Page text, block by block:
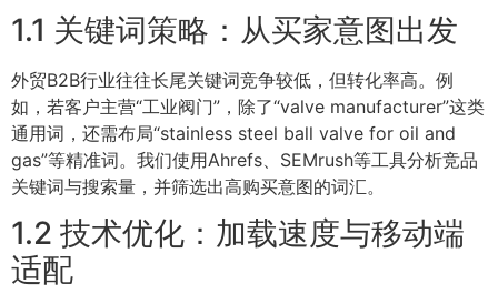
1.1 关键词策略：从买家意图出发
外贸B2B行业往往长尾关键词竞争较低，但转化率高。例
如，若客户主营“工业阀门”，除了“valve manufacturer”这类
通用词，还需布局“stainless steel ball valve for oil and
gas”等精准词。我们使用Ahrefs、SEMrush等工具分析竞品
关键词与搜索量，并筛选出高购买意图的词汇。
1.2 技术优化：加载速度与移动端
适配